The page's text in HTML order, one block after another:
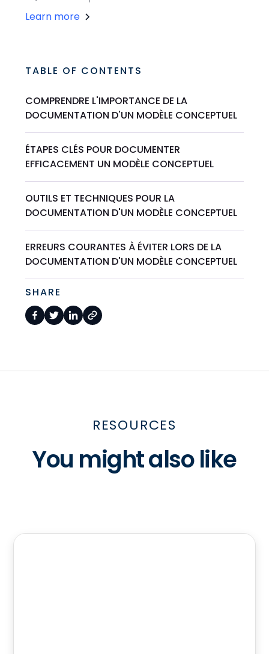
Learn more
TABLE OF CONTENTS
COMPRENDRE L'IMPORTANCE DE LA
DOCUMENTATION D'UN MODÈLE CONCEPTUEL
ÉTAPES CLÉS POUR DOCUMENTER
EFFICACEMENT UN MODÈLE CONCEPTUEL
OUTILS ET TECHNIQUES POUR LA
DOCUMENTATION D'UN MODÈLE CONCEPTUEL
ERREURS COURANTES À ÉVITER LORS DE LA
DOCUMENTATION D'UN MODÈLE CONCEPTUEL
SHARE
RESOURCES
You might also like